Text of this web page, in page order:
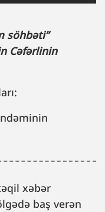
söhbəti”
Cəfərlinin
xəbər
baş verən